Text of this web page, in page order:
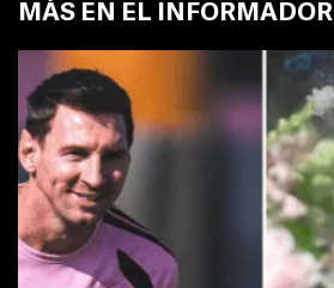
MÁS EN EL INFORMADOR